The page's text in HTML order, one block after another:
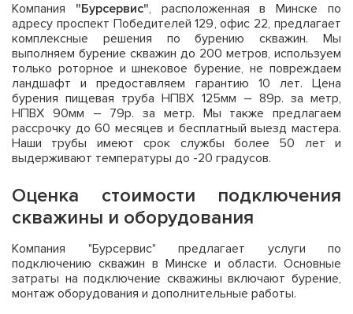
Компания "Бурсервис", расположенная в Минске по
адресу проспект Победителей 129, офис 22, предлагает
комплексные решения по бурению скважин. Мы
выполняем бурение скважин до 200 метров, используем
только роторное и шнековое бурение, не повреждаем
ландшафт и предоставляем гарантию 10 лет. Цена
бурения пищевая труба НПВХ 125мм – 89р. за метр,
НПВХ 90мм – 79р. за метр. Мы также предлагаем
рассрочку до 60 месяцев и бесплатный выезд мастера.
Наши трубы имеют срок службы более 50 лет и
выдерживают температуры до -20 градусов.
Оценка стоимости подключения
скважины и оборудования
Компания "Бурсервис" предлагает услуги по
подключению скважин в Минске и области. Основные
затраты на подключение скважины включают бурение,
монтаж оборудования и дополнительные работы.